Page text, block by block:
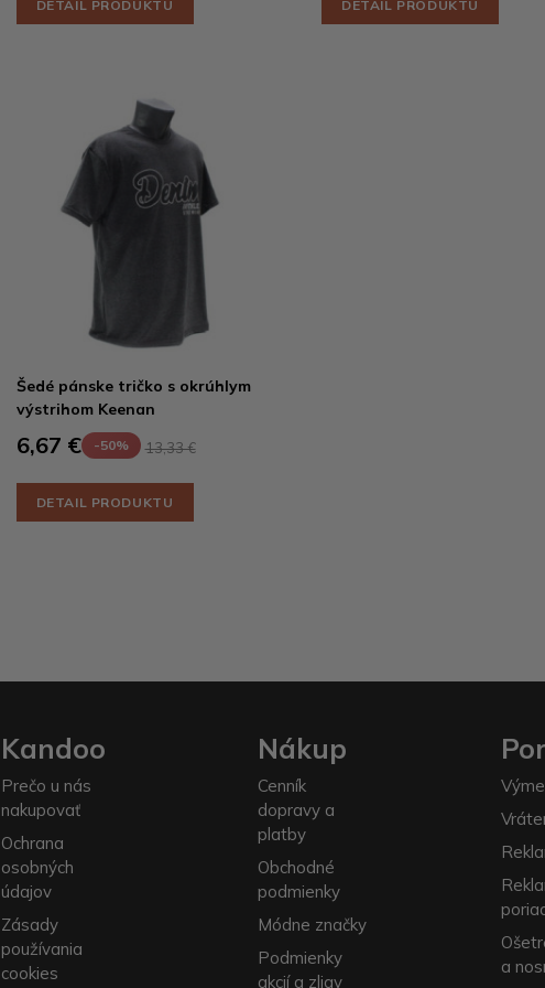
DETAIL PRODUKTU DETAIL PRODUKTU
Šedé pánske tričko s okrúhlym
výstrihom Keenan
6,67 € -50% 13,33 €
DETAIL PRODUKTU
Kandoo
Prečo u nás
nakupovať
Ochrana
osobných
údajov
Zásady
používania
cookies
Nákup
Cenník
dopravy a
platby
Obchodné
podmienky
Módne značky
Podmienky
akcií a zliav
a